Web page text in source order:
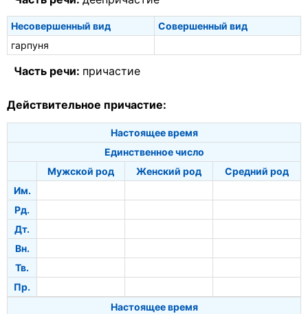
Несовершенный вид
Совершенный вид
гарпуня
Часть речи: причастие
Действительное причастие:
Настоящее время
Единственное число
Мужской род
Женский род
Средний род
Им.
Рд.
Дт.
Вн.
Тв.
Пр.
Настоящее время